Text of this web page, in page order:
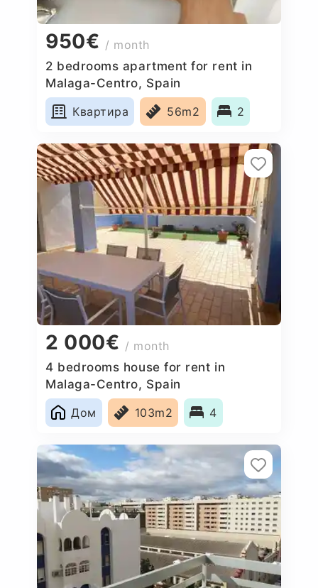
950€ / month
2 bedrooms apartment for rent in
Malaga-Centro, Spain
Квартира
56m2 2
2 000€ / month
4 bedrooms house for rent in
Malaga-Centro, Spain
Дом
103m2 4